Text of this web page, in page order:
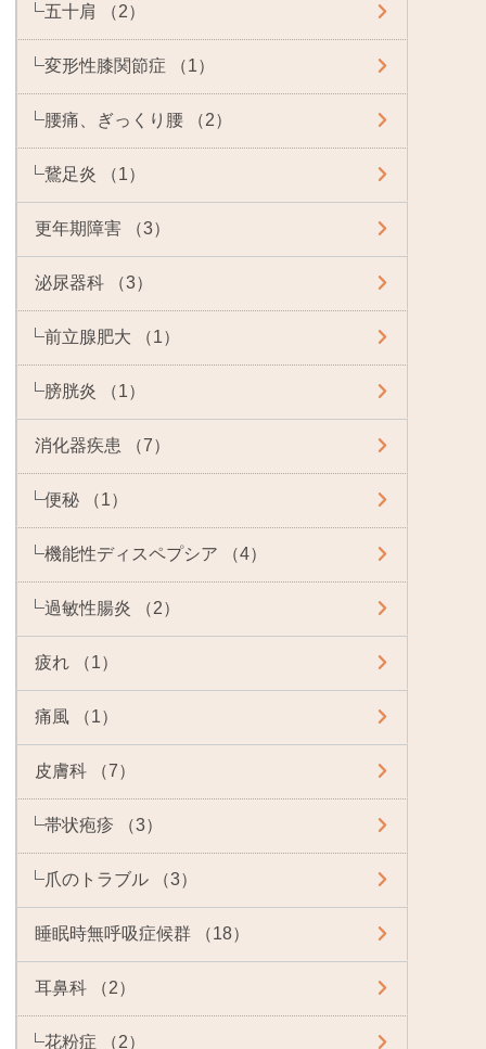
五十肩 （2）
変形性膝関節症 （1）
腰痛、ぎっくり腰 （2）
鵞足炎 （1）
更年期障害 （3）
泌尿器科 （3）
前立腺肥大 （1）
膀胱炎 （1）
消化器疾患 （7）
便秘 （1）
機能性ディスペプシア （4）
過敏性腸炎 （2）
疲れ （1）
痛風 （1）
皮膚科 （7）
帯状疱疹 （3）
爪のトラブル （3）
睡眠時無呼吸症候群 （18）
耳鼻科 （2）
花粉症 （2）